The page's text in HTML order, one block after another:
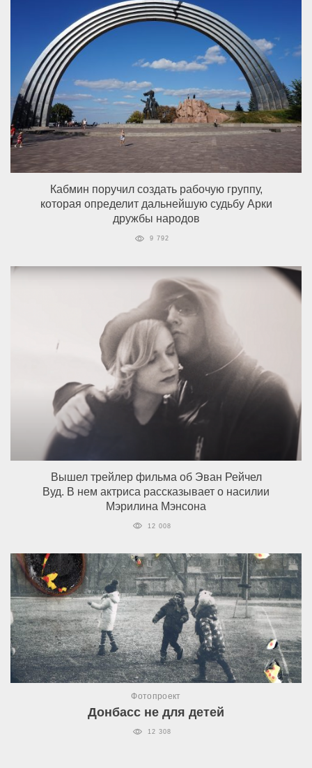
Кабмин поручил создать рабочую группу,
которая определит дальнейшую судьбу Арки
дружбы народов
9 792
Вышел трейлер фильма об Эван Рейчел
Вуд. В нем актриса рассказывает о насилии
Мэрилина Мэнсона
12 008
Фотопроект
Донбасс не для детей
12 308